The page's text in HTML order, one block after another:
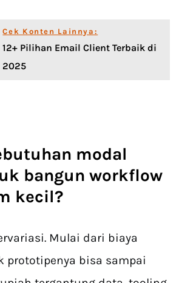
Cek Konten Lainnya:
12+ Pilihan Email Client Terbaik di
2025
modal
bangun workflow
kecil?
Mulai dari biaya
prototipenya bisa sampai